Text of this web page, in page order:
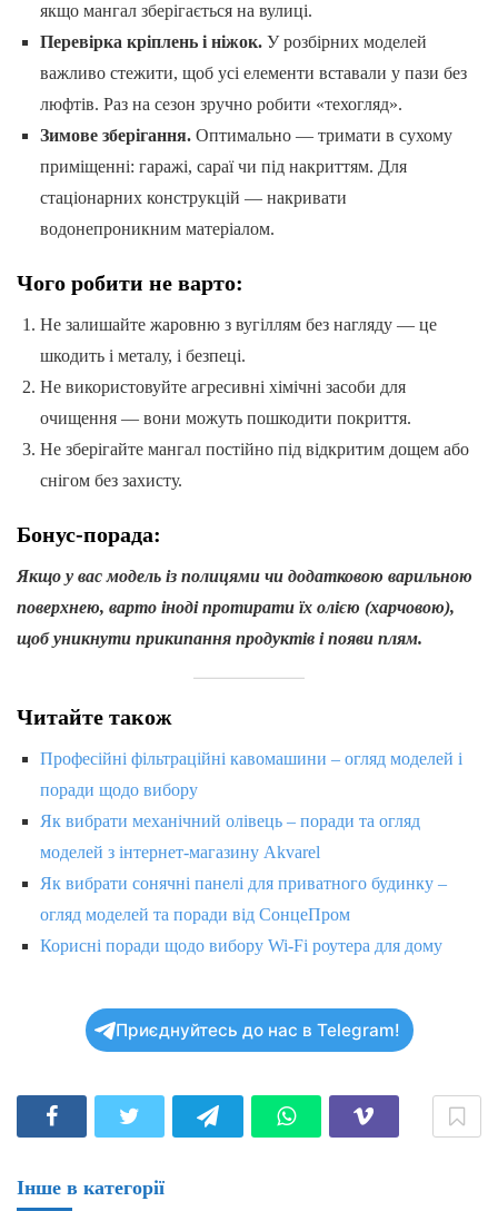
якщо мангал зберігається на вулиці.
Перевірка кріплень і ніжок.У розбірних моделей
важливо стежити, щоб усі елементи вставали у пази без
люфтів. Раз на сезон зручно робити «техогляд».
Зимове зберігання.Оптимально — тримати в сухому
приміщенні: гаражі, сараї чи під накриттям. Для
стаціонарних конструкцій — накривати
водонепроникним матеріалом.
Чого робити не варто:
Не залишайте жаровню з вугіллям без нагляду — це
шкодить і металу, і безпеці.
Не використовуйте агресивні хімічні засоби для
очищення — вони можуть пошкодити покриття.
Не зберігайте мангал постійно під відкритим дощем або
снігом без захисту.
Бонус-порада:
Якщо у вас модель із полицями чи додатковою варильною
поверхнею, варто іноді протирати їх олією (харчовою),
щоб уникнути прикипання продуктів і появи плям.
Читайте також
Професійні фільтраційні кавомашини – огляд моделей і
поради щодо вибору
Як вибрати механічний олівець – поради та огляд
моделей з інтернет-магазину Akvarel
Як вибрати сонячні панелі для приватного будинку –
огляд моделей та поради від СонцеПром
Корисні поради щодо вибору Wi-Fi роутера для дому
Приєднуйтесь до нас в Telegram!
Інше в категорії